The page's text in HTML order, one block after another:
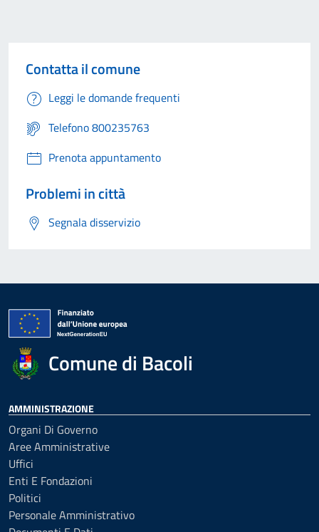
Contatta il comune
Leggi le domande frequenti
Telefono 800235763
Prenota appuntamento
Problemi in città
Segnala disservizio
Comune di Bacoli
AMMINISTRAZIONE
Organi Di Governo
Aree Amministrative
Uffici
Enti E Fondazioni
Politici
Personale Amministrativo